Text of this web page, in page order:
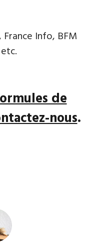
Info, BFM
de
nous.